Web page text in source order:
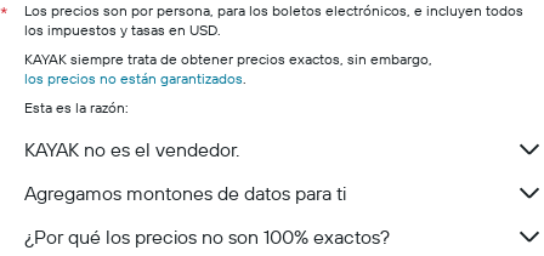
*
Los precios son por persona, para los boletos electrónicos, e incluyen todos
los impuestos y tasas en USD.
KAYAK siempre trata de obtener precios exactos, sin embargo,
los precios no están garantizados.
Esta es la razón:
KAYAK no es el vendedor.
Agregamos montones de datos para ti
¿Por qué los precios no son 100% exactos?